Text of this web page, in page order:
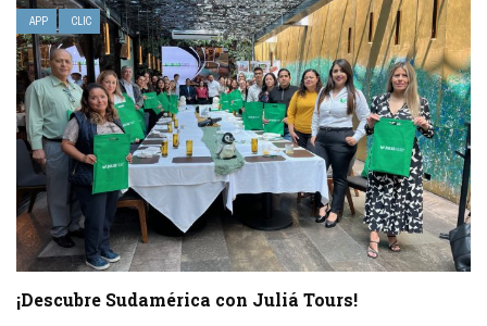
APP CLIC
¡Descubre Sudamérica con Juliá Tours!